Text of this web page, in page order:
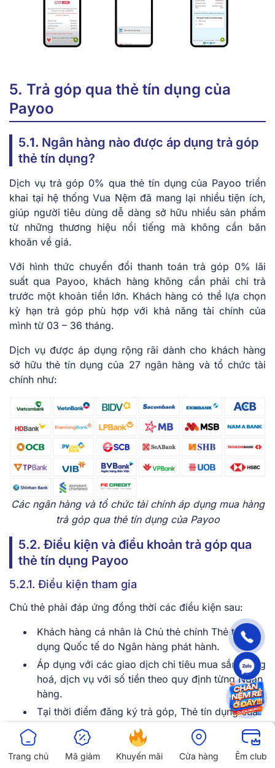
5. Trả góp qua thẻ tín dụng của
Payoo
5.1. Ngân hàng nào được áp dụng trả góp
thẻ tín dụng?
Dịch vụ trả góp 0% qua thẻ tín dụng của Payoo triển
khai tại hệ thống Vua Nệm đã mang lại nhiều tiện ích,
giúp người tiêu dùng dễ dàng sở hữu nhiều sản phẩm
từ những thương hiệu nổi tiếng mà không cần băn
khoăn về giá.
Với hình thức chuyển đổi thanh toán trả góp 0% lãi
suất qua Payoo, khách hàng không cần phải chi trả
trước một khoản tiền lớn. Khách hàng có thể lựa chọn
kỳ hạn trả góp phù hợp với khả năng tài chính của
mình từ 03 – 36 tháng.
Dịch vụ được áp dụng rộng rãi dành cho khách hàng
sở hữu thẻ tín dụng của 27 ngân hàng và tổ chức tài
chính như:
Các ngân hàng và tổ chức tài chính áp dụng mua hàng
trả góp qua thẻ tín dụng của Payoo
5.2. Điều kiện và điều khoản trả góp qua
thẻ tín dụng Payoo
5.2.1. Điều kiện tham gia
Chủ thẻ phải đáp ứng đồng thời các điều kiện sau:
Khách hàng cá nhân là Chủ thẻ chính Thẻ tín
dụng Quốc tế do Ngân hàng phát hành.
Áp dụng với các giao dịch chi tiêu mua sắm hàng
hoá, dịch vụ với số tiền theo quy định từng Ngân
hàng.
Tại thời điểm đăng ký trả góp, Thẻ tín dụng của
Chủ thẻ đang trong trạng thái hoạt động, không
trong tình trạng nợ xấu hoặc chậm thanh toán
theo quy định của Ngân hàng.
Trang chủ Mã giảm Khuyến mãi Cửa hàng Êm club